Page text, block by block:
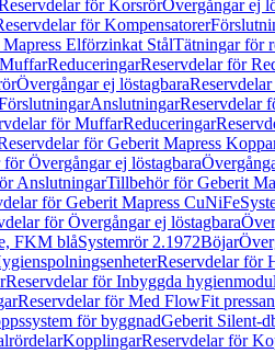
för KorsrörÖvergångar ej
för Kompensatorer
Elförzinkat StålTätningar för
ReduceringarReservdelar för
Övergångar ej löstagbara
AnslutningarReservdelar
för MuffarReduceringar
för Geberit Mapress
för Övergångar ej löstagbara
AnslutningarTillbehör för Geberit
för Geberit Mapress CuNiFe
för Övergångar ej löstagbara
FKM blåSystemrör 2.1972Böjar
Reservdelar för
Reservdelar för Inbyggda
Reservdelar för Med FlowFit
för byggnadGeberit Silent-
KopplingarReservdelar för